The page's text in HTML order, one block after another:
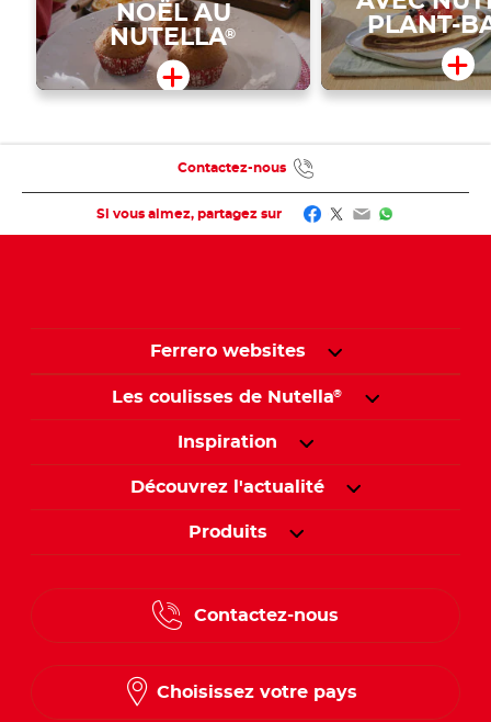
NOËL AU
NUTELLA®
PLANT-
Si vous aimez, partagez sur Facebook
Twitter
EmailWhatsApp
Contactez-nous
Ferrero websites
Les coulisses de Nutella®
Inspiration
Découvrez l'actualité
Produits
Contactez-nous
Choisissez votre pays